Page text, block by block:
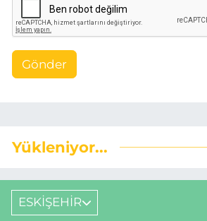
Gönder
Yükleniyor...
ESKİŞEHİR